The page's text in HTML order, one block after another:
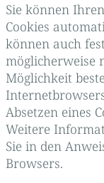
Sie können
Cookies
können auch
möglicherweise
Möglichkeit
Absetzen eines
Weitere
Sie in den
Browsers.